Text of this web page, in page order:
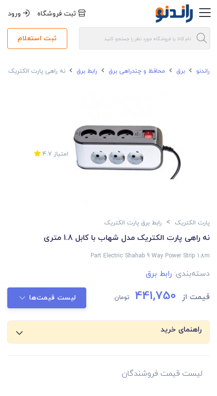
ثبت فروشگاه ورود
ثبت استعلام
راندنو برق محافظ و چندراهی برق رابط برق نه راهی پارت الکتریک مدل
امتیاز 4.7
پارت الکتریک > رابط برق پارت الکتریک
نه راهی پارت الکتریک مدل شهاب با کابل 1.8 متری
Part Electric Shahab 9 Way Power Strip 1.8m
دسته‌بندی: رابط برق
قیمت از 441,750 تومان لیست قیمت‌ها
راهنمای خرید
لیست قیمت فروشندگان